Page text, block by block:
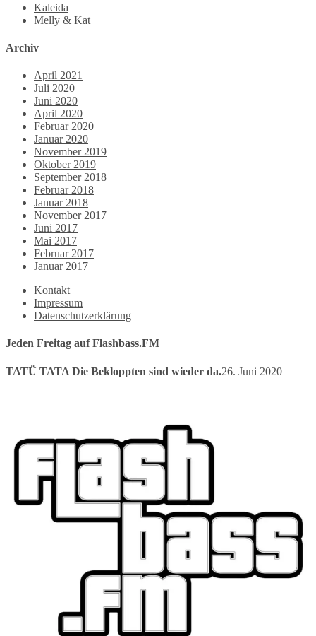
Kaleida
Melly & Kat
Archiv
April 2021
Juli 2020
Juni 2020
April 2020
Februar 2020
Januar 2020
November 2019
Oktober 2019
September 2018
Februar 2018
Januar 2018
November 2017
Juni 2017
Mai 2017
Februar 2017
Januar 2017
Kontakt
Impressum
Datenschutzerklärung
Jeden Freitag auf Flashbass.FM
TATÜ TATA Die Bekloppten sind wieder da.26. Juni 2020